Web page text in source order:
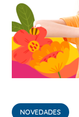
NOVEDADES